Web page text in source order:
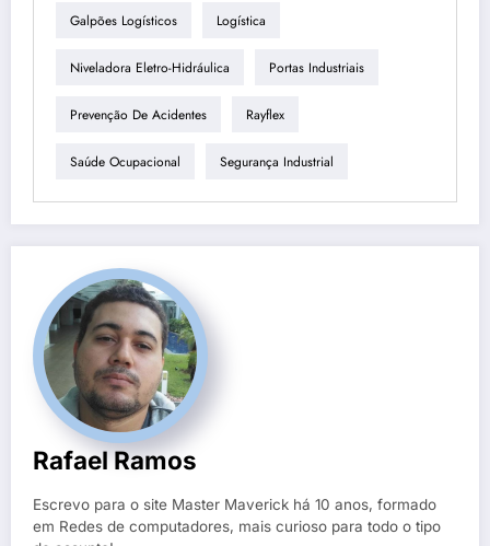
Galpões Logísticos Logística
Niveladora Eletro-Hidráulica Portas Industriais
Prevenção De Acidentes Rayflex
Saúde Ocupacional Segurança Industrial
Rafael Ramos
Escrevo para o site Master Maverick há 10 anos, formado
em Redes de computadores, mais curioso para todo o tipo